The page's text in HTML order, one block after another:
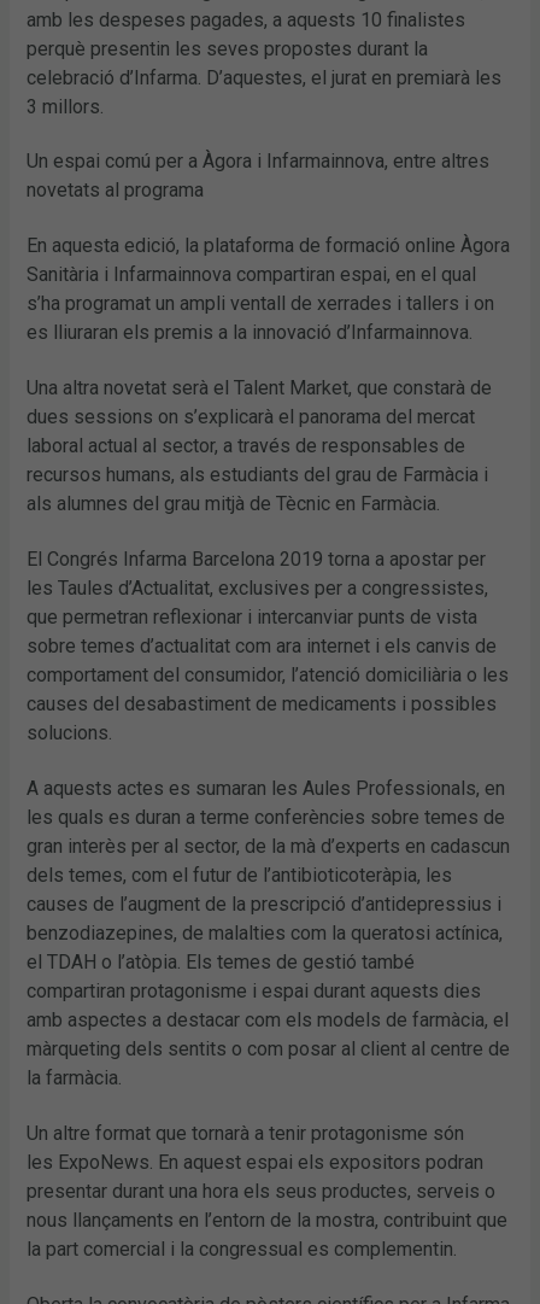
amb les despeses pagades, a aquests 10 finalistes
perquè presentin les seves propostes durant la
celebració d’Infarma. D’aquestes, el jurat en premiarà les
3 millors.
Un espai comú per a Àgora i Infarmainnova, entre altres
novetats al programa
En aquesta edició, la plataforma de formació online Àgora
Sanitària i Infarmainnova compartiran espai, en el qual
s’ha programat un ampli ventall de xerrades i tallers i on
es lliuraran els premis a la innovació d’Infarmainnova.
Una altra novetat serà el Talent Market, que constarà de
dues sessions on s’explicarà el panorama del mercat
laboral actual al sector, a través de responsables de
recursos humans, als estudiants del grau de Farmàcia i
als alumnes del grau mitjà de Tècnic en Farmàcia.
El Congrés Infarma Barcelona 2019 torna a apostar per
les Taules d’Actualitat, exclusives per a congressistes,
que permetran reflexionar i intercanviar punts de vista
sobre temes d’actualitat com ara internet i els canvis de
comportament del consumidor, l’atenció domiciliària o les
causes del desabastiment de medicaments i possibles
solucions.
A aquests actes es sumaran les Aules Professionals, en
les quals es duran a terme conferències sobre temes de
gran interès per al sector, de la mà d’experts en cadascun
dels temes, com el futur de l’antibioticoteràpia, les
causes de l’augment de la prescripció d’antidepressius i
benzodiazepines, de malalties com la queratosi actínica,
el TDAH o l’atòpia. Els temes de gestió també
compartiran protagonisme i espai durant aquests dies
amb aspectes a destacar com els models de farmàcia, el
màrqueting dels sentits o com posar al client al centre de
la farmàcia.
Un altre format que tornarà a tenir protagonisme són
les ExpoNews. En aquest espai els expositors podran
presentar durant una hora els seus productes, serveis o
nous llançaments en l’entorn de la mostra, contribuint que
la part comercial i la congressual es complementin.